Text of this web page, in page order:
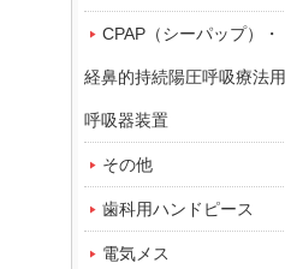
CPAP（シーパップ）・
経鼻的持続陽圧呼吸療法用
呼吸器装置
その他
歯科用ハンドピース
電気メス